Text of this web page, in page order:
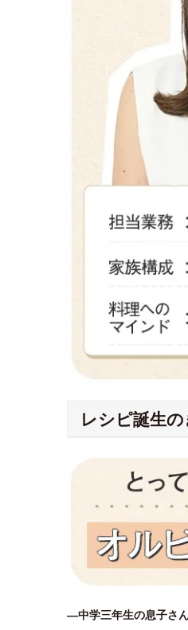
レシピ誕生
―中学三年生の息子さ